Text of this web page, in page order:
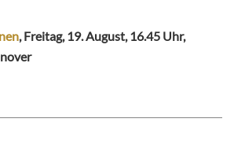
, Freitag, 19. August, 16.45 Uhr,